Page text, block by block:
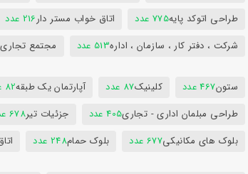
طراحی اتوکد پایه775 عدد اتاق خواب مستر دار216 عدد
شرکت ، دفتر کار ، سازمان ، اداره513 عدد مجتمع تجاری
ستون467 عدد کلینیک87 عدد آپارتمان یک طبقه82 عدد
طراحی مبلمان اداری - تجاری405 عدد جزئیات تیر678 عدد
بلوک های مکانیکی677 عدد بلوک حمام248 عدد